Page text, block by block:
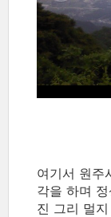
여기서 원주
각을 하며
진 그리 멀